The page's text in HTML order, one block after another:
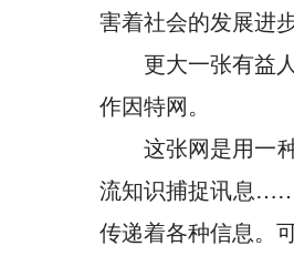
害着社会的发展进
更大一张有益
作因特网。
这张网是用一
流知识捕捉讯息……
传递着各种信息。